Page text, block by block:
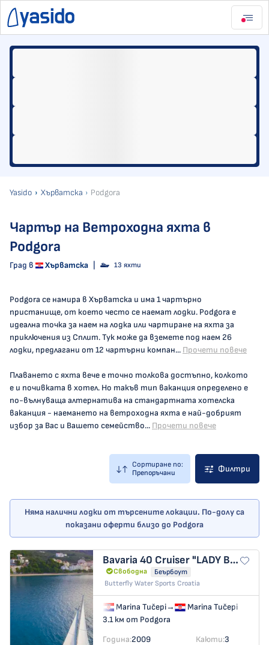
Yasido Хърватска Podgora
Чартър на Ветроходна яхта в
Podgora
Град в Хърватска 13 яхти
Podgora се намира в Хърватска и има 1 чартърно
пристанище, от което често се наемат лодки. Podgora е
идеална точка за наем на лодка или чартиране на яхта за
приключения из Сплит. Тук може да вземете под наем 26
лодки, предлагани от 12 чартърни компан... Прочети повече
Плаването с яхта вече е точно толкова достъпно, колкото
е и почивката в хотел. Но такъв тип ваканция определено е
по-вълнуваща алтернатива на стандартната хотелска
ваканция - наемането на ветроходна яхта е най-добрият
избор за Вас и Вашето семейство... Прочети повече
Сортиране по:
Препоръчани
Филтри
Няма налични лодки от търсените локации. По-долу са
показани оферти близо до Podgora
Bavaria 40 Cruiser"LADY BUTTERFLY"
Свободна
Беърбоут
Butterfly Water Sports Croatia
Marina Tučepi→
Marina Tučepi
3.1 км от Podgora
Година:2009 Каюти:3